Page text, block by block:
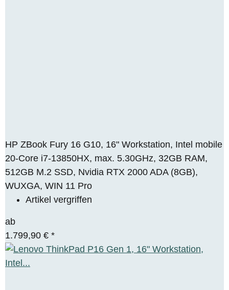
HP ZBook Fury 16 G10, 16" Workstation, Intel mobile
20-Core i7-13850HX, max. 5.30GHz, 32GB RAM,
512GB M.2 SSD, Nvidia RTX 2000 ADA (8GB),
WUXGA, WIN 11 Pro
Artikel vergriffen
ab
1.799,90 € *